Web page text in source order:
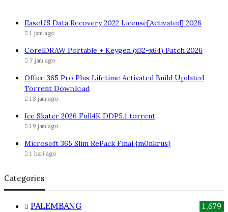
EaseUS Data Recovery 2022 License[Activated] 2026
1 jam ago
CorelDRAW Portable + Keygen (x32-x64) Patch 2026
7 jam ago
Office 365 Pro Plus Lifetime Activated Build Updated
Torrent Dow𝚗l𝚘аd
13 jam ago
Ice Skater 2026 Full4K DDP5.1 torrent
19 jam ago
Microsoft 365 Slim RePack Final {m0nkrus}
1 hari ago
Categories
PALEMBANG 1,679